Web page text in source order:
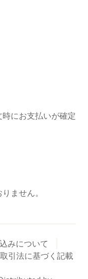
にお支払いが確定
ません。
みについて
引法に基づく記載